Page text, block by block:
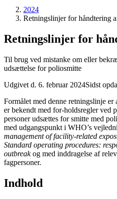
2024
Retningslinjer for håndtering
Retningslinjer for
Til brug ved mistanke om eller
udsættelse for poliosmitte
Udgivet d. 6. februar 2024Sidst
Formålet med denne retningslinje er
er bekendt med for-holdsregler
personer udsættes for smitte med
med udgangspunkt i WHO’s
management of facility-related
Standard operating procedures:
outbreakog med inddragelse af
fagpersoner.
Indhold